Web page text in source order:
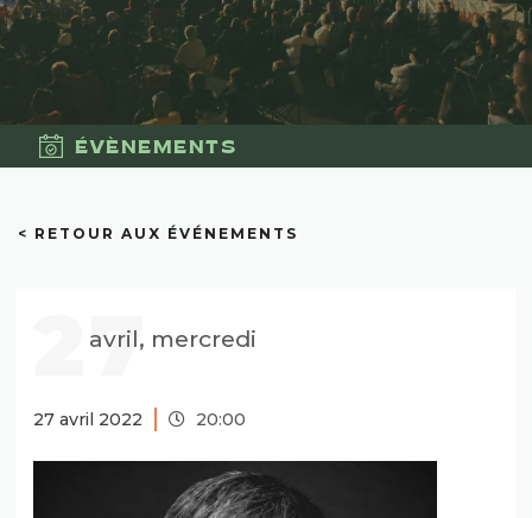
ÉVÈNEMENTS
< RETOUR AUX ÉVÉNEMENTS
27
avril, mercredi
27 avril 2022 20:00